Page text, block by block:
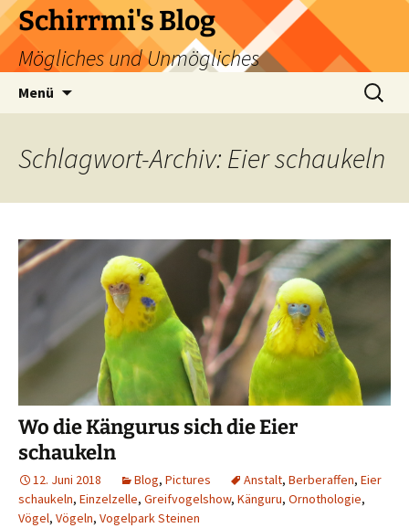
Zum
Inhalt
springen
Schirrmi's Blog
Mögliches und Unmögliches
Menü
Suchen
nach:
Schlagwort-Archiv: Eier schaukeln
Wo die Kängurus sich die Eier
schaukeln
12. Juni 2018 Blog, Pictures Anstalt, Berberaffen, Eier
schaukeln, Einzelzelle, Greifvogelshow, Känguru, Ornothologie,
Vögel, Vögeln, Vogelpark Steinen